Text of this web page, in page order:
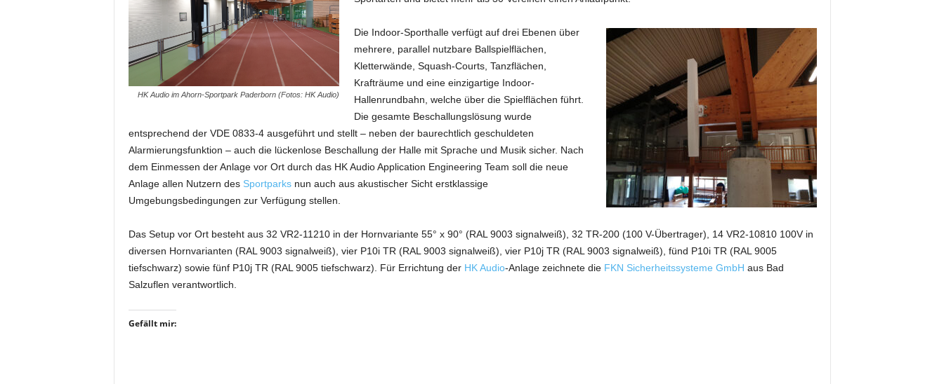
HK Audio im Ahorn-Sportpark Paderborn (Fotos: HK Audio)
Die Indoor-Sporthalle verfügt auf drei Ebenen über
mehrere, parallel nutzbare Ballspielflächen,
Kletterwände, Squash-Courts, Tanzflächen,
Krafträume und eine einzigartige Indoor-
Hallenrundbahn, welche über die Spielflächen führt.
Die gesamte Beschallungslösung wurde
entsprechend der VDE 0833-4 ausgeführt und stellt – neben der baurechtlich geschuldeten
Alarmierungsfunktion – auch die lückenlose Beschallung der Halle mit Sprache und Musik sicher. Nach
dem Einmessen der Anlage vor Ort durch das HK Audio Application Engineering Team soll die neue
Anlage allen Nutzern des Sportparksnun auch aus akustischer Sicht erstklassige
Umgebungsbedingungen zur Verfügung stellen.
Das Setup vor Ort besteht aus 32 VR2-11210 in der Hornvariante 55° x 90° (RAL 9003 signalweiß), 32 TR-200 (100 V-Übertrager), 14 VR2-10810 100V in
diversen Hornvarianten (RAL 9003 signalweiß), vier P10i TR (RAL 9003 signalweiß), vier P10j TR (RAL 9003 signalweiß), fünd P10i TR (RAL 9005
tiefschwarz) sowie fünf P10j TR (RAL 9005 tiefschwarz). Für Errichtung der HK Audio-Anlage zeichnete die FKN Sicherheitssysteme GmbH aus Bad
Salzuflen verantwortlich.
Gefällt mir: